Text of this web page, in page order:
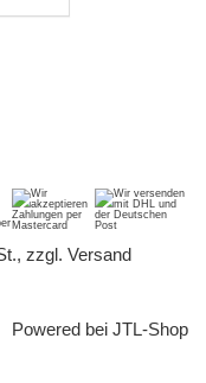
zzgl. Versand
Powered bei JTL-Shop